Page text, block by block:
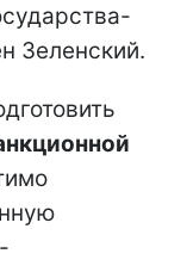
Зеленский.